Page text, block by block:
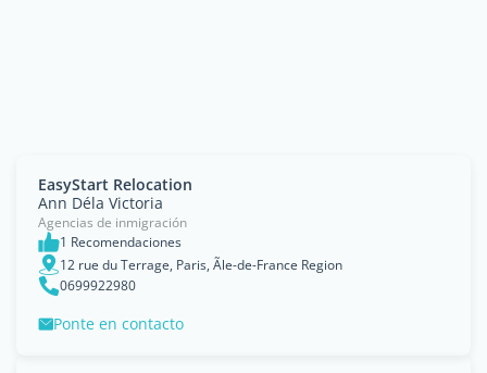
EasyStart Relocation
Ann Déla Victoria
Agencias de inmigración
1 Recomendaciones
12 rue du Terrage, Paris, Ãle-de-France Region
0699922980
Ponte en contacto